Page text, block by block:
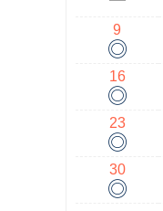
9
◎
16
◎
23
◎
30
◎